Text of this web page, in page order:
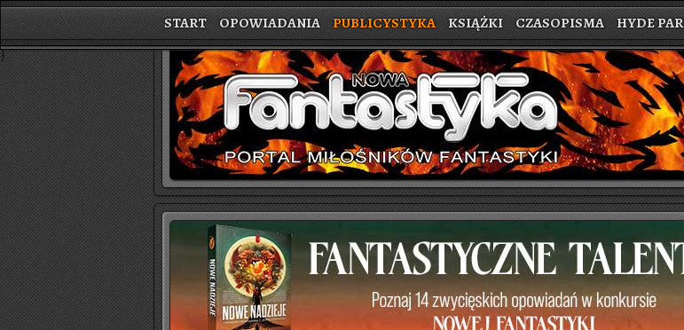
START OPOWIADANIA PUBLICYSTYKA KSIĄŻKI CZASOPISMA HYDE
}